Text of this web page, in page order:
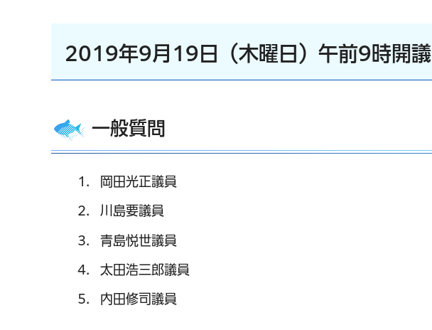
2019年9月19日（木曜日）午前9時開議
一般質問
岡田光正議員
川島要議員
青島悦世議員
太田浩三郎議員
内田修司議員